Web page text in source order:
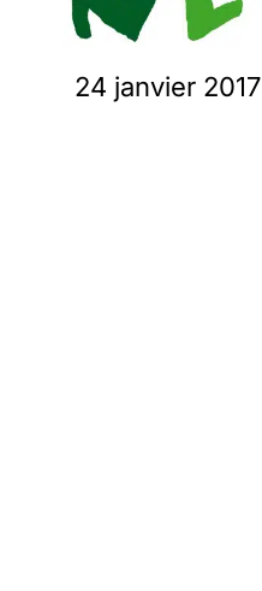
24 janvier 2017